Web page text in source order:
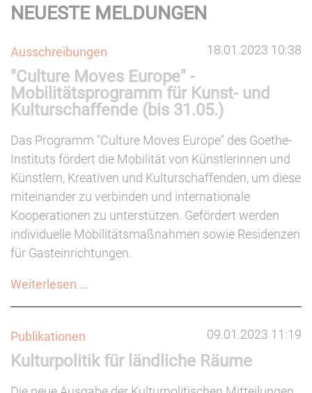
NEUESTE MELDUNGEN
18.01.2023 10:38
Ausschreibungen
"Culture Moves Europe" -
Mobilitätsprogramm für Kunst- und
Kulturschaffende (bis 31.05.)
Das Programm "Culture Moves Europe" des Goethe-
Instituts fördert die Mobilität von Künstlerinnen und
Künstlern, Kreativen und Kulturschaffenden, um diese
miteinander zu verbinden und internationale
Kooperationen zu unterstützen. Gefördert werden
individuelle Mobilitätsmaßnahmen sowie Residenzen
für Gasteinrichtungen.
Weiterlesen …
Mobilitätsprogramm
09.01.2023 11:19
Publikationen
Kulturpolitik für ländliche Räume